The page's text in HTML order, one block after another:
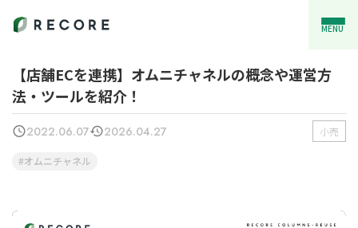
MENU
【店舗ECを連携】オムニチャネルの概念や運営方
法・ツールを紹介！
2022.06.07 2026.04.27 小売
オムニチャネル